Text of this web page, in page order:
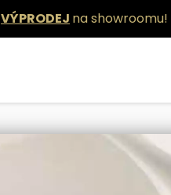
VÝPRODEJ na showroomu!